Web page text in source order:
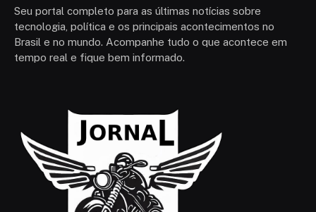
Seu portal completo para as últimas notícias sobre
tecnologia, política e os principais acontecimentos no
Brasil e no mundo. Acompanhe tudo o que acontece em
tempo real e fique bem informado.